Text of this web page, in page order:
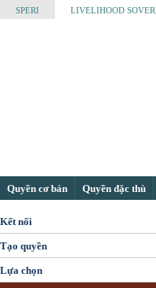
SPERI LIVELIHOOD
Quyền cơ bản Quyền đặc thù
Kết nối
Tạo quyền
Lựa chọn